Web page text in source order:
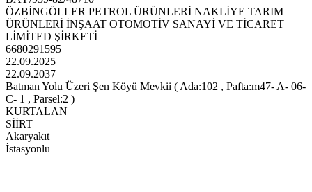
ÖZBİNGÖLLER PETROL ÜRÜNLERİ NAKLİYE TARIM
ÜRÜNLERİ İNŞAAT OTOMOTİV SANAYİ VE TİCARET
LİMİTED ŞİRKETİ
6680291595
22.09.2025
22.09.2037
Batman Yolu Üzeri Şen Köyü Mevkii ( Ada:102 , Pafta:m47- A- 06-
C- 1 , Parsel:2 )
KURTALAN
SİİRT
Akaryakıt
İstasyonlu